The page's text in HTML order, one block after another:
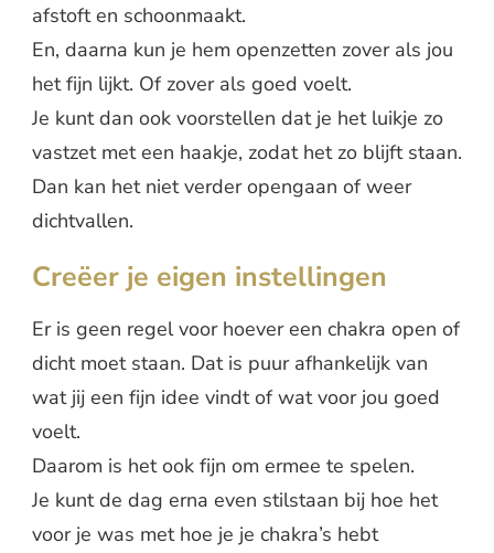
afstoft en schoonmaakt.
En, daarna kun je hem openzetten zover als jou
het fijn lijkt. Of zover als goed voelt.
Je kunt dan ook voorstellen dat je het luikje zo
vastzet met een haakje, zodat het zo blijft staan.
Dan kan het niet verder opengaan of weer
dichtvallen.
Creëer je eigen instellingen
Er is geen regel voor hoever een chakra open of
dicht moet staan. Dat is puur afhankelijk van
wat jij een fijn idee vindt of wat voor jou goed
voelt.
Daarom is het ook fijn om ermee te spelen.
Je kunt de dag erna even stilstaan bij hoe het
voor je was met hoe je je chakra’s hebt